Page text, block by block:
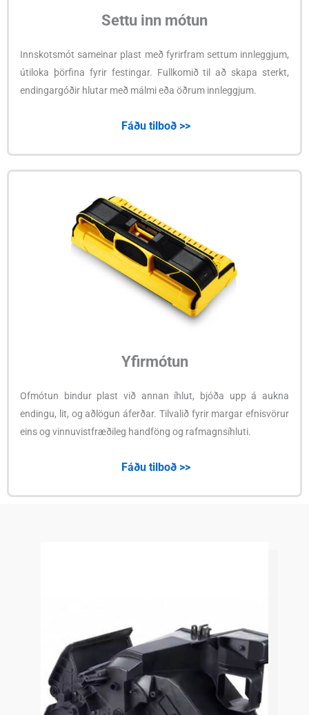
Settu inn mótun
Innskotsmót sameinar plast með fyrirfram settum innleggjum,
útiloka þörfina fyrir festingar. Fullkomið til að skapa sterkt,
endingargóðir hlutar með málmi eða öðrum innleggjum.
Fáðu tilboð >>
Yfirmótun
Ofmótun bindur plast við annan íhlut, bjóða upp á aukna
endingu, lit, og aðlögun áferðar. Tilvalið fyrir margar efnisvörur
eins og vinnuvistfræðileg handföng og rafmagnsíhluti.
Fáðu tilboð >>